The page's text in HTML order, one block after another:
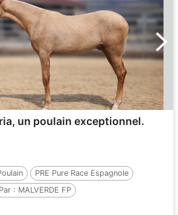
un poulain exceptionnel.
PRE Pure Race Espagnole
Par : MALVERDE FP